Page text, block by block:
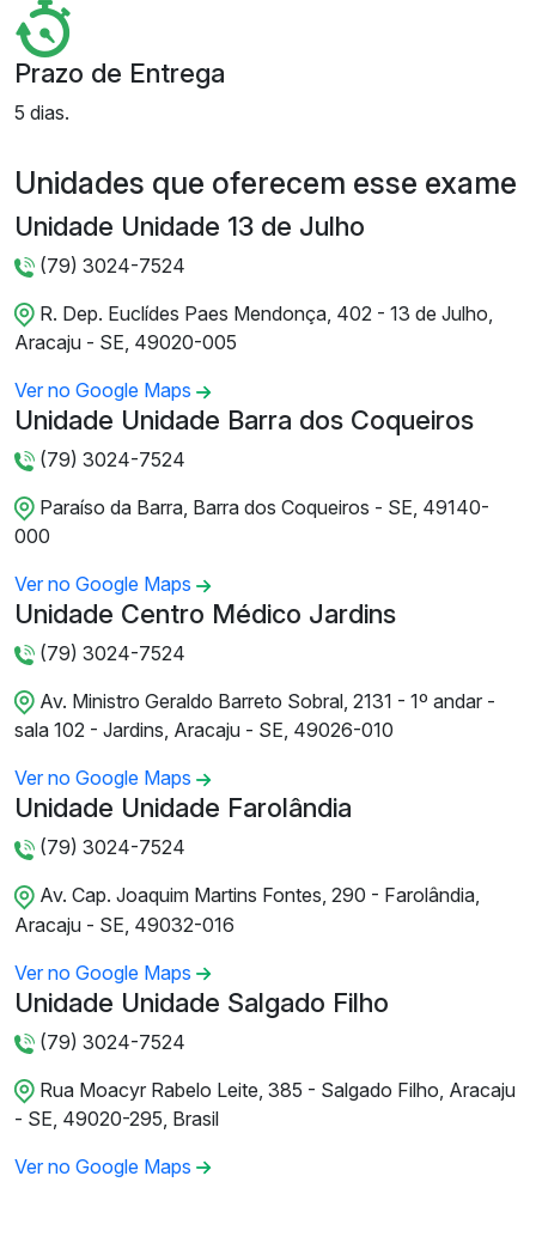
Prazo de Entrega
5 dias.
Unidades que oferecem esse exame
Unidade Unidade 13 de Julho
(79) 3024-7524
R. Dep. Euclídes Paes Mendonça, 402 - 13 de Julho,
Aracaju - SE, 49020-005
Ver no Google Maps
Unidade Unidade Barra dos Coqueiros
(79) 3024-7524
Paraíso da Barra, Barra dos Coqueiros - SE, 49140-
000
Ver no Google Maps
Unidade Centro Médico Jardins
(79) 3024-7524
Av. Ministro Geraldo Barreto Sobral, 2131 - 1º andar -
sala 102 - Jardins, Aracaju - SE, 49026-010
Ver no Google Maps
Unidade Unidade Farolândia
(79) 3024-7524
Av. Cap. Joaquim Martins Fontes, 290 - Farolândia,
Aracaju - SE, 49032-016
Ver no Google Maps
Unidade Unidade Salgado Filho
(79) 3024-7524
Rua Moacyr Rabelo Leite, 385 - Salgado Filho, Aracaju
- SE, 49020-295, Brasil
Ver no Google Maps